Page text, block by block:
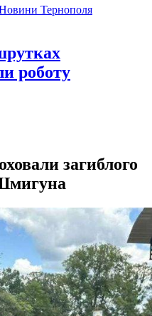
Тернополя
роботу
загиблого